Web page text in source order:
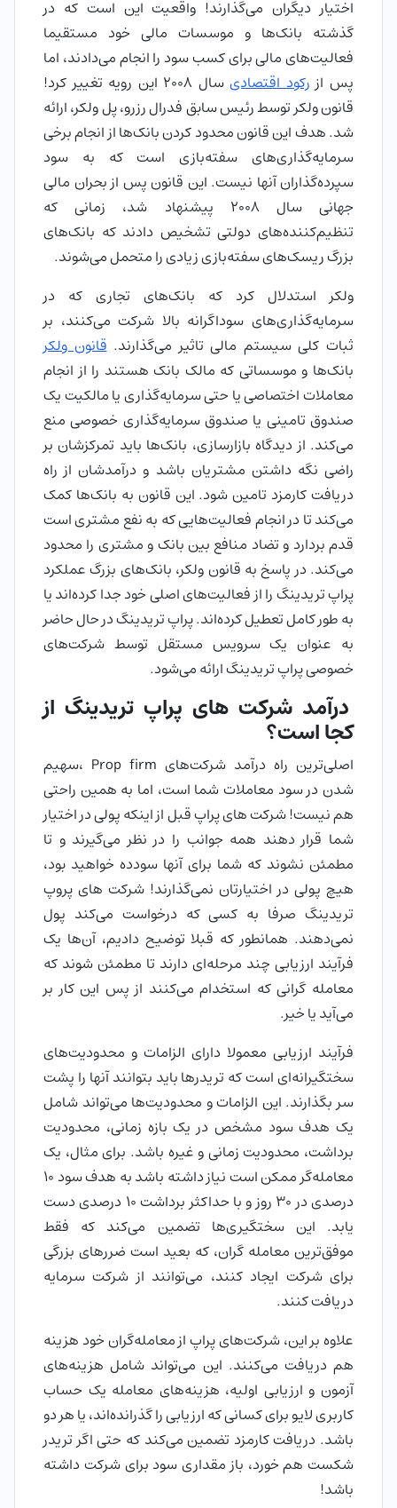
اختیار دیگران می‌گذارند! واقعیت این است که در
گذشته بانک‌ها و موسسات مالی خود مستقیما
فعالیت‌های مالی برای کسب سود را انجام می‌دادند، اما
پس از رکود اقتصادی
سال 2008 این رویه تغییر کرد!
قانون ولکر توسط رئیس سابق فدرال رزرو، پل ولکر، ارائه
شد. هدف این قانون محدود کردن بانک‌ها از انجام برخی
سرمایه‌گذاری‌های سفته‌بازی است که به سود
سپرده‌گذاران آنها نیست. این قانون پس از بحران مالی
جهانی سال 2008 پیشنهاد شد، زمانی که
تنظیم‌کننده‌های دولتی تشخیص دادند که بانک‌های
بزرگ ریسک‌های سفته‌بازی زیادی را متحمل می‌شوند.
ولکر استدلال کرد که بانک‌های تجاری که در
سرمایه‌گذاری‌های سوداگرانه بالا شرکت می‌کنند، بر
ثبات کلی سیستم مالی تاثیر می‌گذارند.قانون ولکر
بانک‌ها و موسساتی که مالک بانک هستند را از انجام
معاملات اختصاصی یا حتی سرمایه‌گذاری یا مالکیت یک
صندوق تامینی یا صندوق سرمایه‌گذاری خصوصی منع
می‌کند. از دیدگاه بازارسازی، بانک‌ها باید تمرکزشان بر
راضی نگه داشتن مشتریان باشد و درآمدشان از راه
دریافت کارمزد تامین شود. این قانون به بانک‌ها کمک
می‌کند تا در انجام فعالیت‌هایی که به نفع مشتری است
قدم بردارد و تضاد منافع بین بانک و مشتری را محدود
می‌کند. در پاسخ به قانون ولکر، بانک‌های بزرگ عملکرد
پراپ تریدینگ را از فعالیت‌های اصلی خود جدا کرده‌اند یا
به طور کامل تعطیل کرده‌اند. پراپ تریدینگ در حال حاضر
به عنوان یک سرویس مستقل توسط شرکت‌های
خصوصی پراپ تریدینگ ارائه می‌شود.
درآمد شرکت های پراپ تریدینگ از
کجا است؟​
اصلی‌ترین راه درآمد شرکت‌های Prop firm ،سهیم
شدن در سود معاملات شما است، اما به همین راحتی
هم نیست! شرکت های پراپ قبل از اینکه پولی در اختیار
شما قرار دهند همه جوانب را در نظر می‌گیرند و تا
مطمئن نشوند که شما برای آنها سودده خواهید بود،
هیچ پولی در اختیارتان نمی‌گذارند! شرکت های پروپ
تریدینگ صرفا به کسی که درخواست می‌کند پول
نمی‌دهند. همانطور که قبلا توضیح دادیم، آن‌ها یک
فرآیند ارزیابی چند مرحله‌ای دارند تا مطمئن شوند که
معامله گرانی که استخدام می‌کنند از پس این کار بر
می‌آید یا خیر.
فرآیند ارزیابی معمولا دارای الزامات و محدودیت‌های
سختگیرانه‌ای است که تریدرها باید بتوانند آنها را پشت
سر بگذارند. این الزامات و محدودیت‌ها می‌تواند شامل
یک هدف سود مشخص در یک بازه زمانی، محدودیت
برداشت، محدودیت زمانی و غیره باشد. برای مثال، یک
معامله‌گر ممکن است نیاز داشته باشد به هدف سود ۱۰
درصدی در ۳۰ روز و با حداکثر برداشت ۱۰ درصدی دست
یابد. این سختگیری‌ها تضمین می‌کند که فقط
موفق‌ترین معامله گران، که بعید است ضرر‌های بزرگی
برای شرکت ایجاد کنند، می‌توانند از شرکت سرمایه
دریافت کنند.
علاوه بر این، شرکت‌های پراپ از معامله‌گران خود هزینه
هم دریافت می‌کنند. این می‌تواند شامل هزینه‌های
آزمون و ارزیابی اولیه، هزینه‌های معامله یک حساب
کاربری لایو برای کسانی که ارزیابی را گذرانده‌اند، یا هر دو
باشد. دریافت کارمزد تضمین می‌کند که حتی اگر تریدر
شکست هم خورد، باز مقداری سود برای شرکت داشته
باشد!